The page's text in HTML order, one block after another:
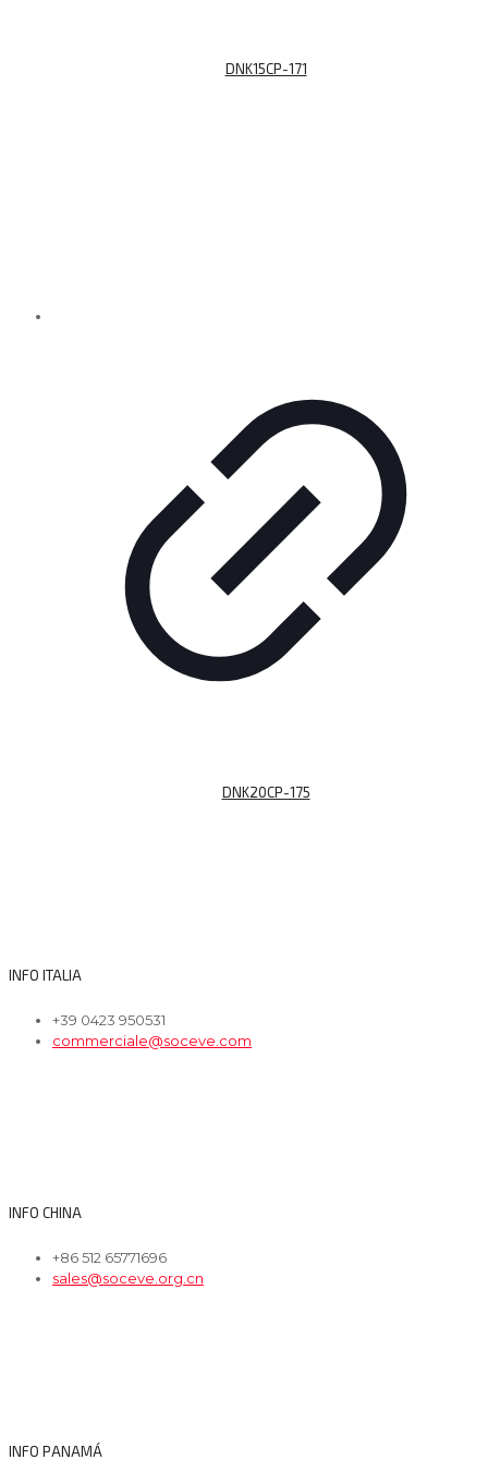
DNK15CP-171
DNK20CP-175
INFO ITALIA
+39 0423 950531
commerciale@soceve.com
INFO CHINA
+86 512 65771696
sales@soceve.org.cn
INFO PANAMÁ